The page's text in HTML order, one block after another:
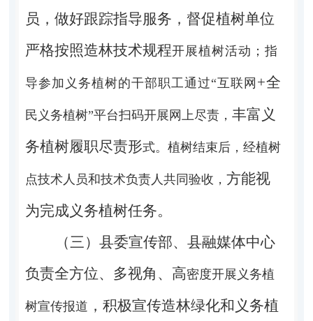
员，做好跟踪指导服务，督促植树单位
严格按照造林技术规程开展植树活动；指
导参加义务植树的干部职工通过“互联网 +全
民义务植树”平台扫码开展网上尽责， 丰富义
务植树履职尽责形式。植树结束后， 经植树
点技术人员和技术负责人共同验收， 方能视
为完成义务植树任务。
（三）县委宣传部、县融媒体中心
负责全方位、多视角、高密度开展义务植
树宣传报道 ，积极宣传造林绿化和义务植